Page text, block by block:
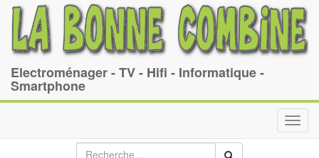
Electroménager - TV - Hifi - Informatique -
Smartphone